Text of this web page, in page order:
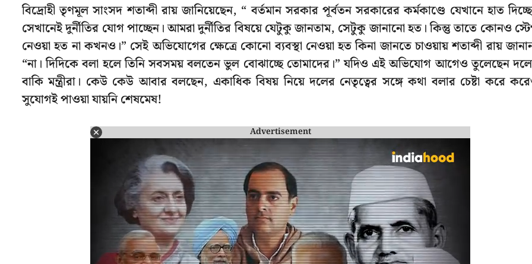
বিদ্রোহী তৃণমূল সাংসদ শতাব্দী রায় জানিয়েছেন, “ বর্তমান সরকার পূর্বতন সরকারের কর্মকাণ্ডে যেখানে হাত
সেখানেই দুর্নীতির যোগ পাচ্ছেন। আমরা দুর্নীতির বিষয়ে যেটুকু জানতাম, সেটুকু জানানো হত। কিন্তু তাতে কোনও
নেওয়া হত না কখনও।” সেই অভিযোগের ক্ষেত্রে কোনো ব্যবস্থা নেওয়া হত কিনা জানতে চাওয়ায় শতাব্দী রায়
“না। দিদিকে বলা হলে তিনি সবসময় বলতেন ভুল বোঝাচ্ছে তোমাদের।” যদিও এই অভিযোগ আগেও তুলেছেন
বাকি মন্ত্রীরা। কেউ কেউ আবার বলছেন, একাধিক বিষয় নিয়ে দলের নেতৃত্বের সঙ্গে কথা বলার চেষ্টা করে
সুযোগই পাওয়া যায়নি শেষমেষ!
Advertisement